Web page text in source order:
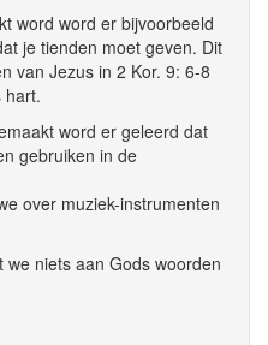
word word er bijvoorbeeld
je tienden moet geven. Dit
van Jezus in 2 Kor. 9: 6-8
hart.
word er geleerd dat
gebruiken in de
over muziek-instrumenten
niets aan Gods woorden